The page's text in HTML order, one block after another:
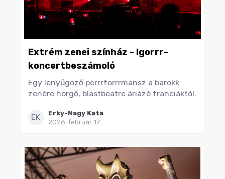
Extrém zenei színház - Igorrr-
koncertbeszámoló
Egy lenyűgöző perrrforrrmansz a barokk
zenére hörgő, blastbeatre áriázó franciáktól.
EK
Erky-Nagy Kata
2026. február 17.